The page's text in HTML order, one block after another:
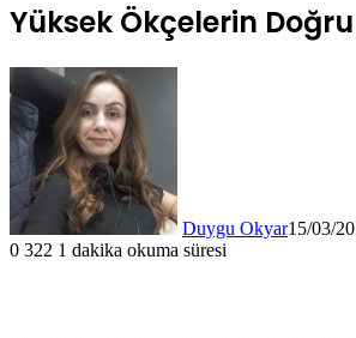
Yüksek Ökçelerin Doğru
Duygu Okyar15/03/
0 322 1 dakika okuma süresi